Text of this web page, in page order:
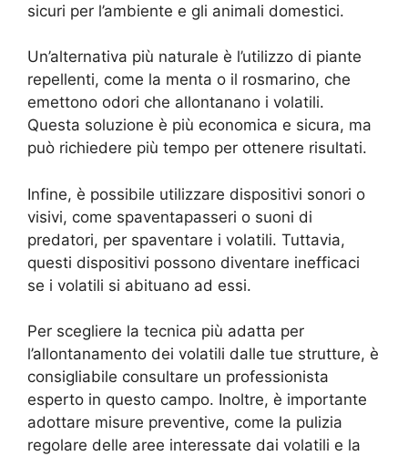
sicuri per l’ambiente e gli animali domestici.
Un’alternativa più naturale è l’utilizzo di piante
repellenti, come la menta o il rosmarino, che
emettono odori che allontanano i volatili.
Questa soluzione è più economica e sicura, ma
può richiedere più tempo per ottenere risultati.
Infine, è possibile utilizzare dispositivi sonori o
visivi, come spaventapasseri o suoni di
predatori, per spaventare i volatili. Tuttavia,
questi dispositivi possono diventare inefficaci
se i volatili si abituano ad essi.
Per scegliere la tecnica più adatta per
l’allontanamento dei volatili dalle tue strutture, è
consigliabile consultare un professionista
esperto in questo campo. Inoltre, è importante
adottare misure preventive, come la pulizia
regolare delle aree interessate dai volatili e la